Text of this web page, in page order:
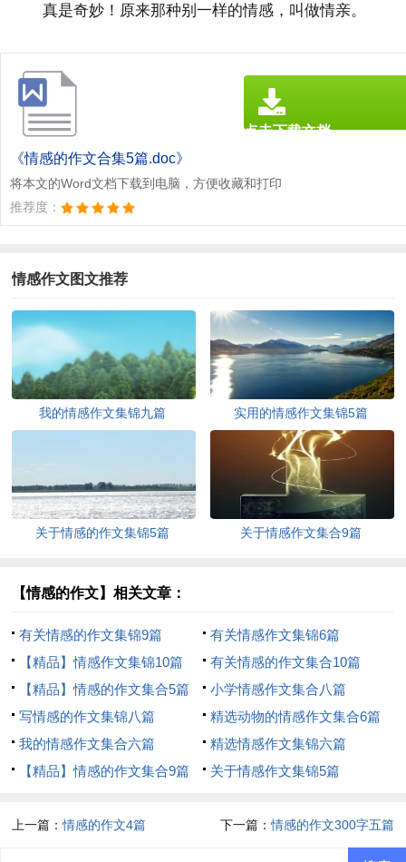
真是奇妙！原来那种别一样的情感，叫做情亲。
《情感的作文合集5篇.doc》
将本文的Word文档下载到电脑，方便收藏和打印
推荐度：
点击下载文档
情感作文图文推荐
我的情感作文集锦九篇 实用的情感作文集锦5篇
关于情感的作文集锦5篇 关于情感作文集合9篇
【情感的作文】相关文章：
有关情感的作文集锦9篇
有关情感作文集锦6篇
【精品】情感作文集锦10篇
有关情感的作文集合10篇
【精品】情感的作文集合5篇
小学情感作文集合八篇
写情感的作文集锦八篇
精选动物的情感作文集合6篇
我的情感作文集合六篇
精选情感作文集锦六篇
【精品】情感的作文集合9篇
关于情感作文集锦5篇
上一篇：情感的作文4篇 下一篇：情感的作文300字五篇